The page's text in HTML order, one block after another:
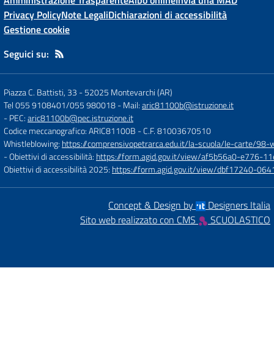
Privacy PolicyNote LegaliDichiarazioni di accessibilità
Gestione cookie
Seguici su:
Piazza C. Battisti, 33 -52025 Montevarchi (AR)
Tel 055 9108401/055 980018- Mail:aric81100b@istruzione.it
- PEC:aric81100b@pec.istruzione.it
Codice meccanografico: ARIC81100B - C.F. 81003670510
Whistleblowing: https://comprensivopetrarca.edu.it/la-scuola/le-carte/98-
- Obiettivi di accessibilità: https://form.agid.gov.it/view/af5b56a0-e776-
Obiettivi di accessibilità 2025: https://form.agid.gov.it/view/dbf17240-
Concept & Design by
Designers Italia
Sito web realizzato con CMS
SCUOLASTICO